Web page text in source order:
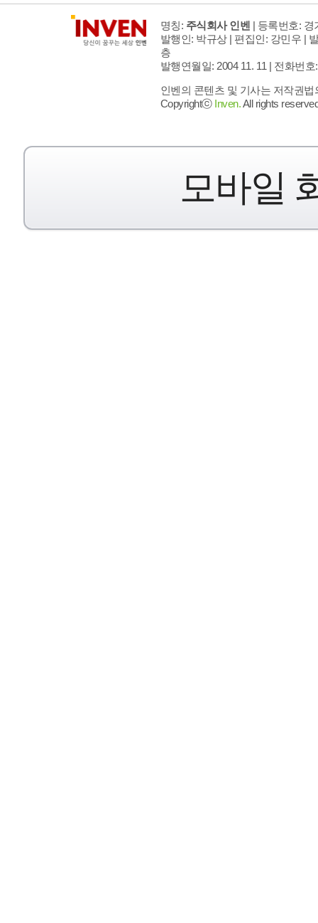
명칭: 주식회사 인벤 | 등록번호: 경
발행인: 박규상 | 편집인: 강민우 |
층
발행연월일: 2004 11. 11 | 전화번호
인벤의 콘텐츠 및 기사는 저작권
Copyrightⓒ Inven.All rights
모바일